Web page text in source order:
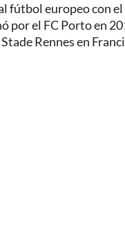
fútbol europeo con
por el FC Porto en
Rennes en